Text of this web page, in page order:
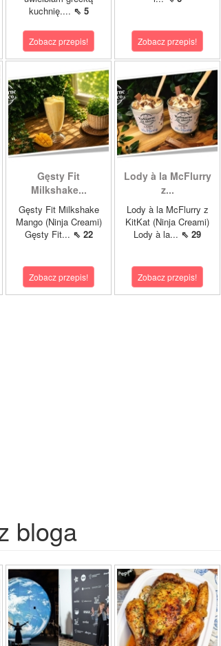
kuchnię.... ⇖ 5
Zobacz przepis! Zobacz przepis!
Gęsty Fit
Milkshake...
Gęsty Fit Milkshake
Mango (Ninja Creami)
Gęsty Fit... ⇖ 22
Zobacz przepis!
Lody à la McFlurry
z...
Lody à la McFlurry z
KitKat (Ninja Creami)
Lody à la... ⇖ 29
Zobacz przepis!
bloga